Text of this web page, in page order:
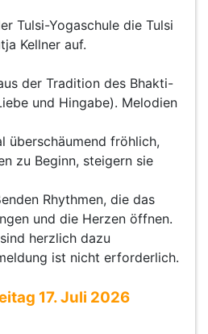
Tulsi-Yogaschule die Tulsi
Kellner auf.
der Tradition des Bhakti-
und Hingabe). Melodien
überschäumend fröhlich,
zu Beginn, steigern sie
Rhythmen, die das
und die Herzen öffnen.
herzlich dazu
ist nicht erforderlich.
17. Juli 2026